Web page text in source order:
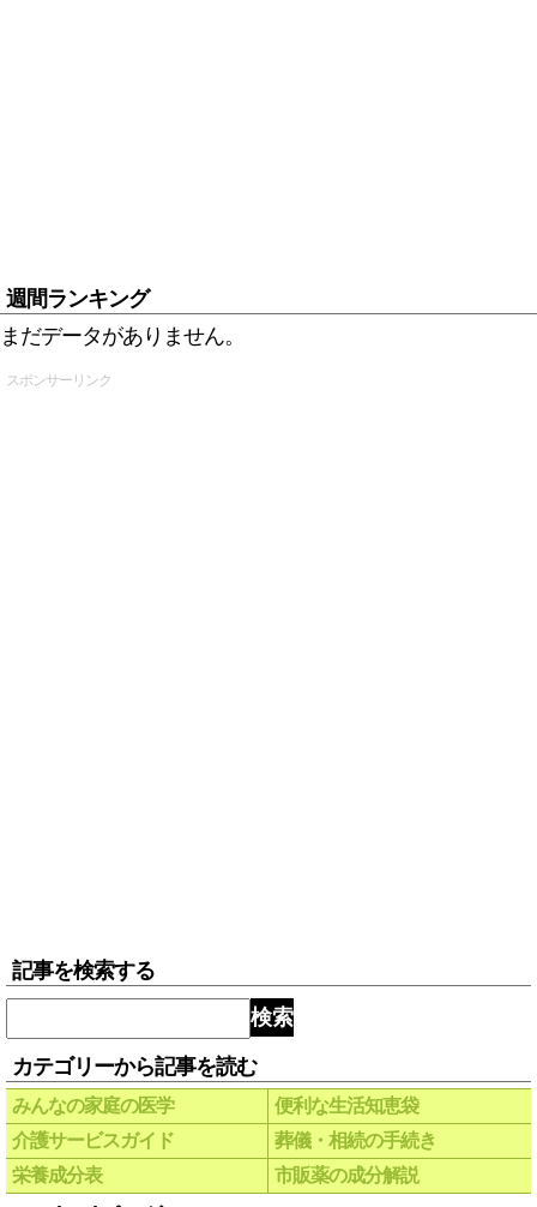
週間ランキング
まだデータがありません。
スポンサーリンク
記事を検索する
検索
カテゴリーから記事を読む
みんなの家庭の医学
便利な生活知恵袋
介護サービスガイド
葬儀・相続の手続き
栄養成分表
市販薬の成分解説